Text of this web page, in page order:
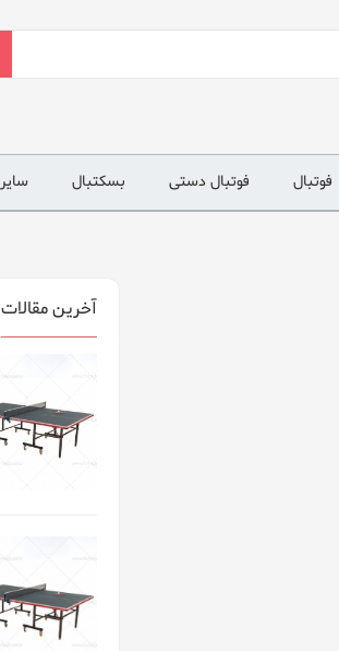
فوتبال فوتبال دستی بسکتبال سایر
آخرین مقالات